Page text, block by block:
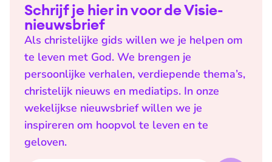
Schrijf je hier in voor de Visie-
nieuwsbrief
Als christelijke gids willen we je helpen om
te leven met God. We brengen je
persoonlijke verhalen, verdiepende thema’s,
christelijk nieuws en mediatips. In onze
wekelijkse nieuwsbrief willen we je
inspireren om hoopvol te leven en te
geloven.